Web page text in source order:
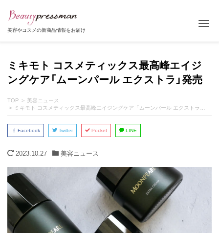
美容やコスメの新商品情報をお届け
ミキモト コスメティックス最高峰エイジ
ングケア「ムーンパール エクストラ」発売
TOP
美容ニュース
ミキモト コスメティックス最高峰エイジングケア「ムーンパール エクストラ」発売
Facebook Twitter Pocket LINE
2023.10.27 美容ニュース